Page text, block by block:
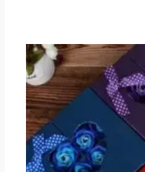
למוצר
זה
יש
מספר
ניתן
לבחור
את